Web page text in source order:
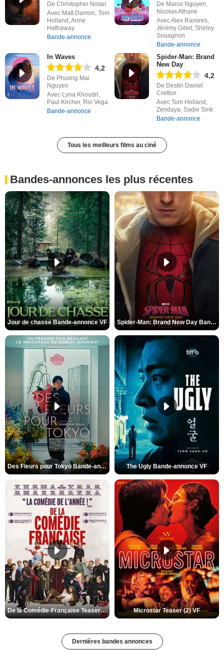
De Christopher Nolan
Avec Matt Damon, Tom
Holland, Anne
Hathaway
Bande-annonce
De Marco Nguyen,
Nicolas Athane
Avec Alex Ramires,
Jérémy Gillet, Shirley
Souagnon
Bande-annonce
In Waves
4,2
De Phuong Mai
Nguyen
Avec Lyna Khoudri,
Paul Kircher, Rio Vega
Bande-annonce
Spider-Man: Brand
New Day
4,2
De Destin Daniel
Cretton
Avec Tom Holland,
Zendaya, Sadie Sink
Bande-annonce
Tous les meilleurs films au ciné
Bandes-annonces les plus récentes
Jour de chasse Bande-annonce VF Spider-Man: Brand New Day Bande-annonce (3) VO STFR
Des Fleurs pour Tokyo Bande-annonce VO STFR The Ugly Bande-annonce VF
De la Comédie-Française Teaser (3) VF Microstar Teaser (2) VF
Dernières bandes annonces